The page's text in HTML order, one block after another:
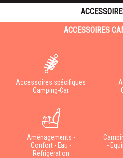
ACCESSOIRES
Accessoires spécifiques
Camping-Car
Aménagements -
Confort - Eau -
Réfrigération
-